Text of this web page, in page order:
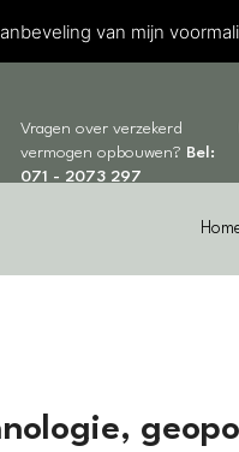
van mijn
Vragen over verzekerd
vermogen opbouwen? Bel:
071 - 2073 297